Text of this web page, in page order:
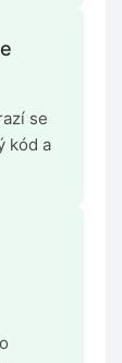
se
kód a